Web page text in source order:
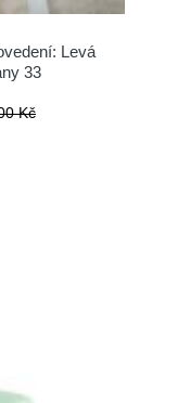
Levá
33
Kč